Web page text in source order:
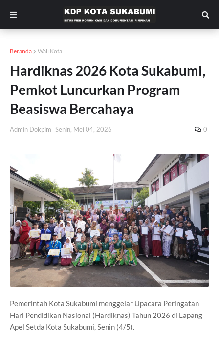
Beranda Wali Kota
Hardiknas 2026 Kota Sukabumi,
Pemkot Luncurkan Program
Beasiswa Bercahaya
Admin Dokpim Senin, Mei 04, 2026 0
Pemerintah Kota Sukabumi menggelar Upacara Peringatan
Hari Pendidikan Nasional (Hardiknas) Tahun 2026 di Lapang
Apel Setda Kota Sukabumi, Senin (4/5).